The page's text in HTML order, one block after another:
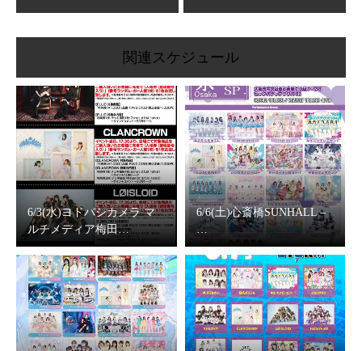
関連スケジュール
6/3(水)ヨドバシカメラ マ
ルチメディア梅田…
6/6(土)心斎橋SUNHALL –
…